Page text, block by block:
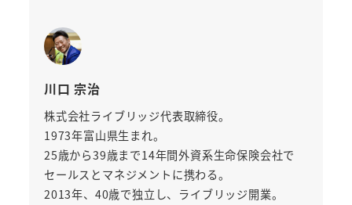
川口 宗治
株式会社ライブリッジ代表取締役。
1973年富山県生まれ。
25歳から39歳まで14年間外資系生命保険会社で
セールスとマネジメントに携わる。
2013年、40歳で独立し、ライブリッジ開業。